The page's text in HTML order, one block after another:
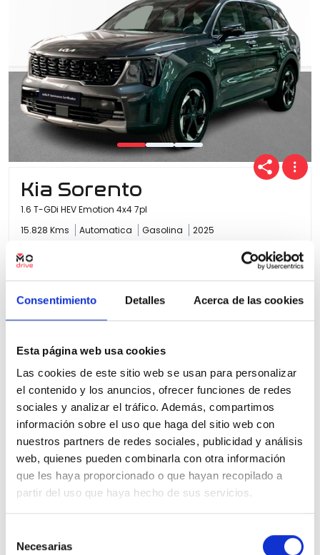
Consentimiento Detalles Acerca de las cookies
Esta página web usa cookies
Las cookies de este sitio web se usan para personalizar
el contenido y los anuncios, ofrecer funciones de redes
sociales y analizar el tráfico. Además, compartimos
información sobre el uso que haga del sitio web con
nuestros partners de redes sociales, publicidad y análisis
web, quienes pueden combinarla con otra información
que les haya proporcionado o que hayan recopilado a
partir del uso que haya hecho de sus servicios.
Necesarias
Kia Sorento
1.6 T-GDi HEV Emotion 4x4 7pl
15.828 Kms
Automatica Gasolina 2025
Precio financiado 100%
47.500€ 739,43€/mes
Precio al contado: 49.000 €
100% Online Segunda mano